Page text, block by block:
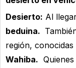
Desierto: Al
beduina.
región,
Wahiba.